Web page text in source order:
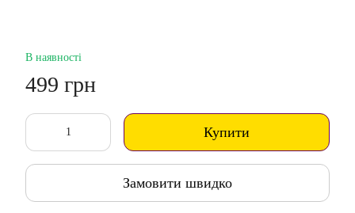
В наявності
499 грн
Купити
Замовити швидко